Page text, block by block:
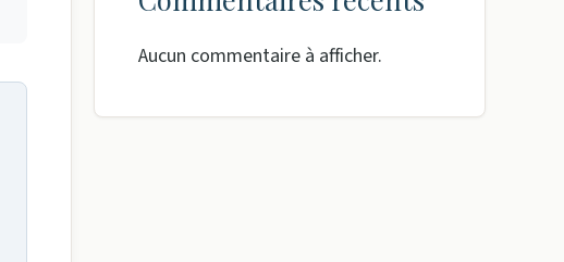
Aucun commentaire à afficher.